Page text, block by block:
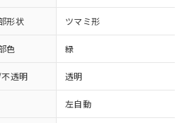
形状 ツマミ形
色 緑
透明 透明
左自動